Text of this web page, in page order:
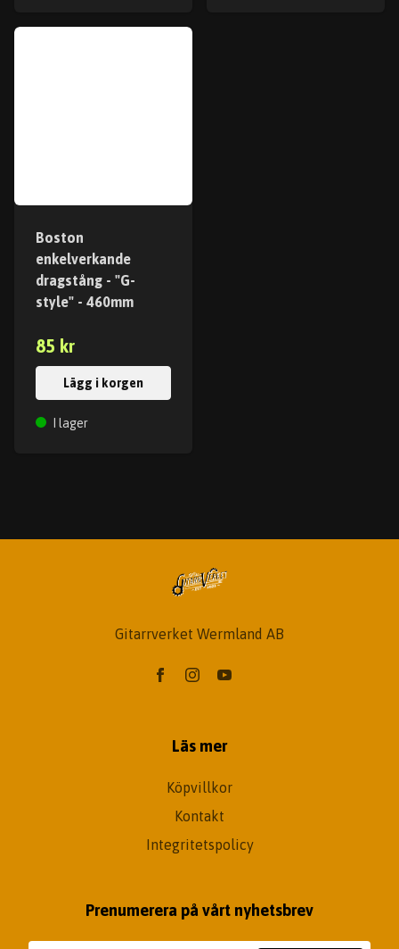
Boston
enkelverkande
dragstång - "G-
style" - 460mm
85 kr
Lägg i korgen
I lager
Gitarrverket Wermland AB
Läs mer
Köpvillkor
Kontakt
Integritetspolicy
Prenumerera på vårt nyhetsbrev